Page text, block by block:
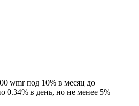
wmr под 10% в месяц до
0.34% в день, но не менее 5%